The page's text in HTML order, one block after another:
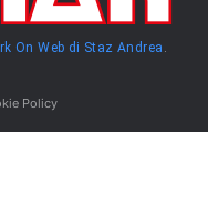
On Web di Staz Andrea .
Policy